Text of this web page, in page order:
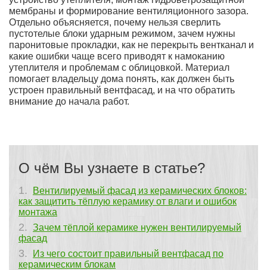
мембраны и формирование вентиляционного зазора.
Отдельно объясняется, почему нельзя сверлить
пустотелые блоки ударным режимом, зачем нужны
паронитовые прокладки, как не перекрыть вентканал и
какие ошибки чаще всего приводят к намоканию
утеплителя и проблемам с облицовкой. Материал
помогает владельцу дома понять, как должен быть
устроен правильный вентфасад, и на что обратить
внимание до начала работ.
О чём Вы узнаете в статье?
Вентилируемый фасад из керамических блоков:
как защитить тёплую керамику от влаги и ошибок
монтажа
Зачем тёплой керамике нужен вентилируемый
фасад
Из чего состоит правильный вентфасад по
керамическим блокам